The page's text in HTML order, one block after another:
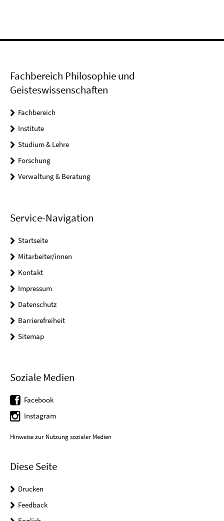
Fachbereich Philosophie und
Geisteswissenschaften
Fachbereich
Institute
Studium & Lehre
Forschung
Verwaltung & Beratung
Service-Navigation
Startseite
Mitarbeiter/innen
Kontakt
Impressum
Datenschutz
Barrierefreiheit
Sitemap
Soziale Medien
Facebook
Instagram
Hinweise zur Nutzung sozialer Medien
Diese Seite
Drucken
Feedback